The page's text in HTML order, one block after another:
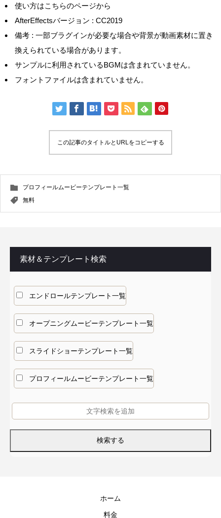
使い方はこちらのページから
AfterEffectsバージョン : CC2019
備考 : 一部ブラグインが必要な場合や背景が動画素材に置き
換えられている場合があります。
サンプルに利用されているBGMは含まれていません。
フォントファイルは含まれていません。
この記事のタイトルとURLをコピーする
プロフィールムービーテンプレート一覧
無料
素材＆テンプレート検索
エンドロールテンプレート一覧
オープニングムービーテンプレート一覧
スライドショーテンプレート一覧
プロフィールムービーテンプレート一覧
ホーム
料金